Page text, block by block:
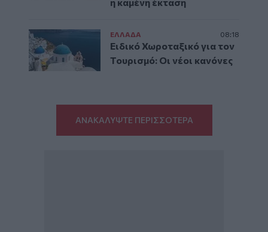
η καμένη έκταση
ΕΛΛAΔΑ 08:18
Ειδικό Χωροταξικό για τον
Τουρισμό: Οι νέοι κανόνες
ΑΝΑΚΑΛΥΨΤΕ ΠΕΡΙΣΣΟΤΕΡΑ